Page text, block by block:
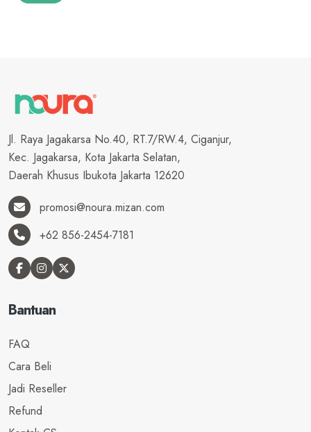
Jl. Raya Jagakarsa No.40, RT.7/RW.4, Ciganjur,
Kec. Jagakarsa, Kota Jakarta Selatan,
Daerah Khusus Ibukota Jakarta 12620
promosi@noura.mizan.com
+62 856-2454-7181
Bantuan
FAQ
Cara Beli
Jadi Reseller
Refund